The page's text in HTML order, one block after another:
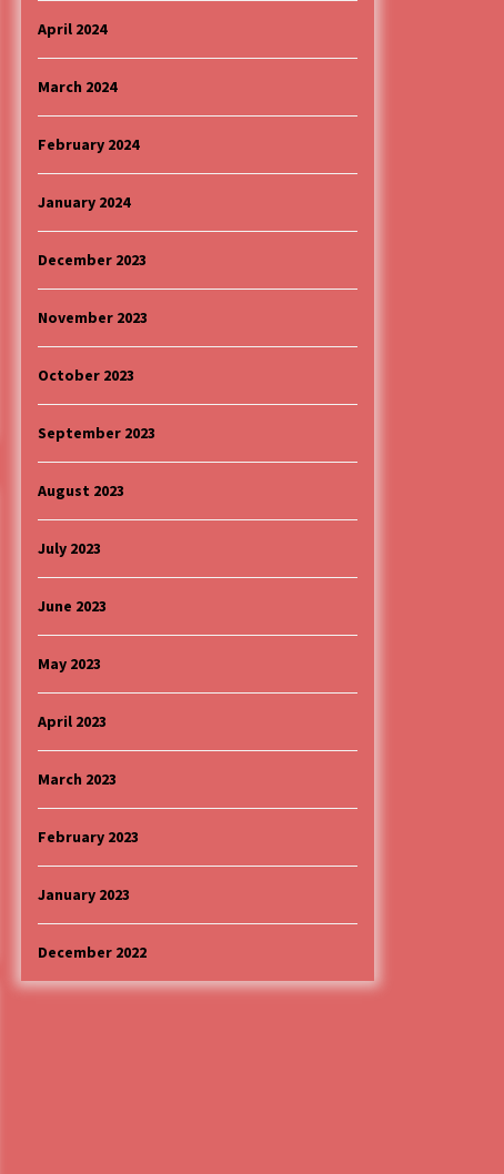
April 2024
March 2024
February 2024
January 2024
December 2023
November 2023
October 2023
September 2023
August 2023
July 2023
June 2023
May 2023
April 2023
March 2023
February 2023
January 2023
December 2022